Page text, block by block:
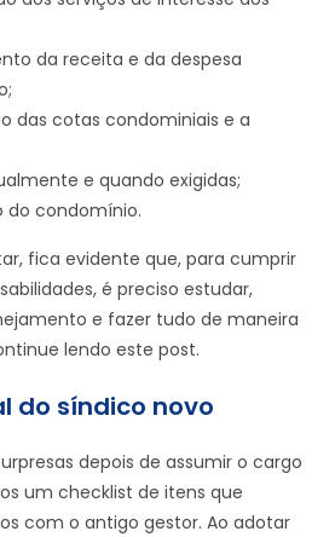
da receita e da despesa
das cotas condominiais e a
e quando exigidas;
do condomínio.
fica evidente que, para cumprir
é preciso estudar,
e fazer tudo de maneira
lendo este post.
do síndico novo
depois de assumir o cargo
um checklist de itens que
com o antigo gestor. Ao adotar